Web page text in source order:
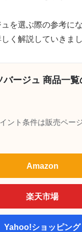
を選ぶ際の参考に
く解説していきまし
バージュ 商品一
ント条件は販売ペー
Amazon
楽天市場
Yahoo!ショッピング